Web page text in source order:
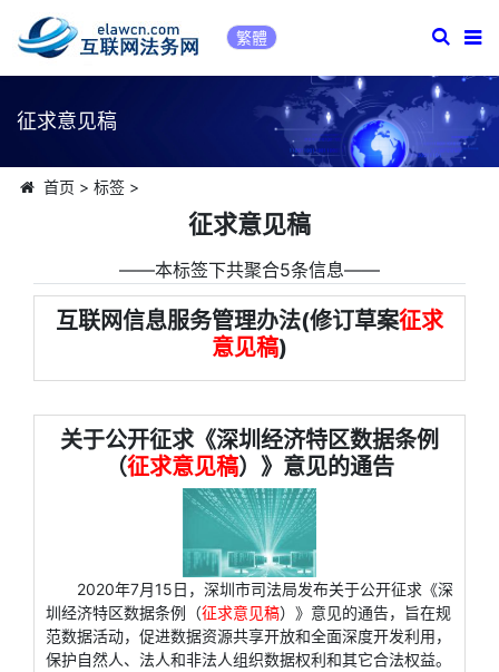
繁體
征求意见稿
首页 > 标签>
征求意见稿
――本标签下共聚合5条信息――
互联网信息服务管理办法(修订草案征求
意见稿)
关于公开征求《深圳经济特区数据条例
（征求意见稿）》意见的通告
2020年7月15日，深圳市司法局发布关于公开征求《深
圳经济特区数据条例（征求意见稿）》意见的通告，旨在规
范数据活动，促进数据资源共享开放和全面深度开发利用，
保护自然人、法人和非法人组织数据权利和其它合法权益。